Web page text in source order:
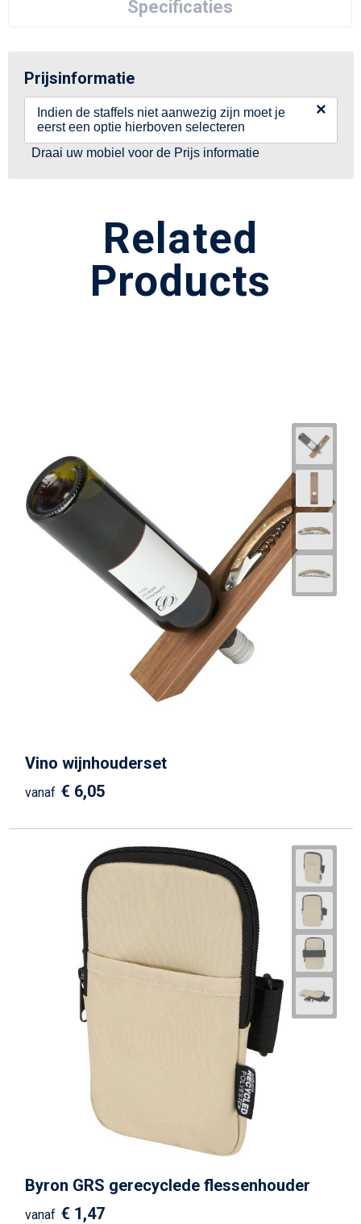
Specificaties
Prijsinformatie
Indien de staffels niet aanwezig zijn moet je
eerst een optie hierboven selecteren
×
Draai uw mobiel voor de Prijs informatie
Related
Products
Vino wijnhouderset
vanaf € 6,05
Byron GRS gerecyclede flessenhouder
vanaf € 1,47